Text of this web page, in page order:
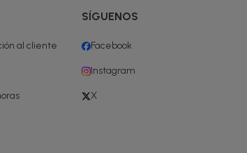
al cliente
SÍGUENOS
Facebook
Instagram
X